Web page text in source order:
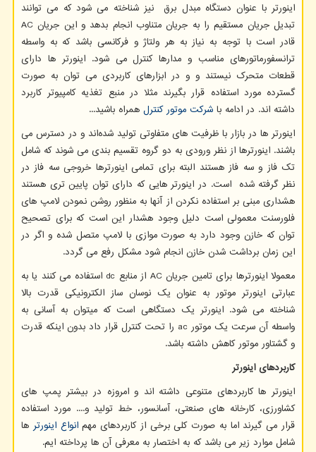
اینورتر با عنوان دستگاه مبدل برق نیز شناخته می شود که می توانند
تبدیل جریان مستقیم را به جریان متناوب انجام بدهد و این جریان AC
قادر است با توجه به نیاز به هر ولتاژ و فرکانسی باشد که به واسطه
ترانسفورماتورهای مناسب و مدارها کنترل می شود. اینورتر ها دارای
قطعات متحرک نیستند و و در ابزارهای کاربردی می توان به صورت
گسترده مورد استفاده قرار بگیرند مثلا در منبع تغذیه کامپیوتر کاربرد
داشته اند. در ادامه با شرکت موتور کنترل همراه باشید...
اینورتر ها در بازار با ظرفیت های متفاوتی تولید شده‌اند و در دسترس می
باشند. اینورترها از نظر ورودی به دو گروه تقسیم بندی می شوند که شامل
تک فاز و سه فاز هستند البته برای تمامی اینورترها خروجی سه فاز در
نظر گرفته شده است. در اینورتر هایی که دارای توان پایین تری هستند
هشداری مبنی بر استفاده نکردن از آنها به منظور روشن نمودن لامپ های
فلورسنت معمولی است دلیل وجود هشدار این است که برای تصحیح
توان که خازن وجود دارد به صورت موازی با لامپ متصل شده و اگر در
این زمان برداشت شدن خازن انجام شود مشکل رفع می گردد.
معمولا اینورترها برای تامین جریانAC از منابع dc استفاده می کنند یا به
عبارتی اینورتر موتور به عنوان یک نوسان ساز الکترونیکی قدرت بالا
شناخته می شود. اینورتر یک دستگاهی است که میتوان به آسانی به
واسطه آن سرعت یک موتور ac را تحت کنترل قرار داد بدون اینکه قدرت
و گشتاور موتور کاهش داشته باشد.
کاربردهای اینورتر
اینورتر ها کاربردهای متنوعی داشته اند و امروزه در بیشتر پمپ های
کشاورزی، کارخانه های صنعتی، آسانسور، خط تولید و.... مورد استفاده
قرار می گیرند اما به صورت کلی برخی از کاربردهای مهمانواع اینورترها
شامل موارد زیر می باشد که به اختصار به معرفی آن ها پرداخته ایم.